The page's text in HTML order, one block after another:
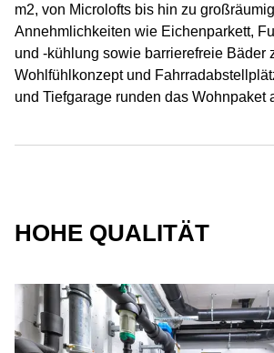
m2, von Microlofts bis hin zu
Annehmlichkeiten wie Eichenparkett,
und -kühlung sowie barrierefreie Bäder
Wohlfühlkonzept und
und Tiefgarage runden das Wohnpaket
HOHE QUALITÄT